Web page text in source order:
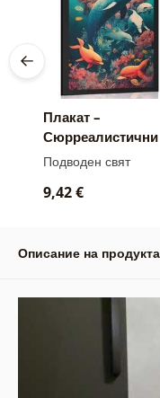
Плакат –
Сюрреалистични
делфини
Подводен свят
9,42 €
Описание на